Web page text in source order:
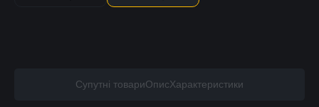
Супутні товариОписХарактеристики